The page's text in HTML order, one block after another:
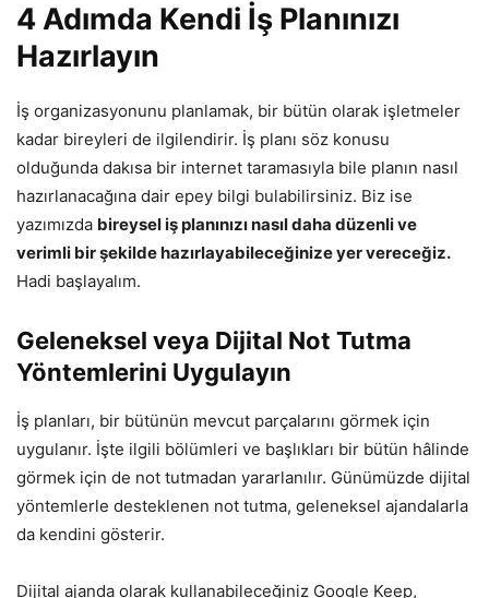
4 Adımda Kendi İş Planınızı
Hazırlayın
İş organizasyonunu planlamak, bir bütün olarak işletmeler
kadar bireyleri de ilgilendirir. İş planı söz konusu
olduğunda dakısa bir internet taramasıyla bile planın nasıl
hazırlanacağına dair epey bilgi bulabilirsiniz. Biz ise
yazımızda bireysel iş planınızı nasıl daha düzenli ve
verimli bir şekilde hazırlayabileceğinize yer vereceğiz.
Hadi başlayalım.
Geleneksel veya Dijital Not Tutma
Yöntemlerini Uygulayın
İş planları, bir bütünün mevcut parçalarını görmek için
uygulanır. İşte ilgili bölümleri ve başlıkları bir bütün hâlinde
görmek için de not tutmadan yararlanılır. Günümüzde dijital
yöntemlerle desteklenen not tutma, geleneksel ajandalarla
da kendini gösterir.
Dijital ajanda olarak kullanabileceğiniz Google Keep,